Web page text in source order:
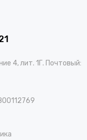
4, лит. 1Г. Почтовый: